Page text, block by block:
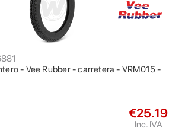
- Vee Rubber - carretera - VRM015 -
€25.19
Inc. IVA